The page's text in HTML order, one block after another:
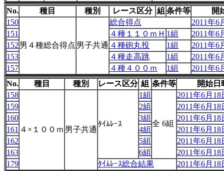
No.
種目 種別 レース区分 組 条件等
開
150
男４種総合得点 男子共通
総合得点
2011年6
151
４種１１０ｍＨ 1組
2011年6
152
４種砲丸投 1組
2011年6
153
４種走高跳 1組
2011年6
157
４種４００ｍ 1組
2011年6
No.
種目 種別 レース区分 組 条件等
開始日
158
４×１００ｍ 男子共通
ﾀｲﾑﾚｰｽ
1組
全 6組
2011年6月18
159
2組
2011年6月18
160
3組
2011年6月18
161
4組
2011年6月18
162
5組
2011年6月18
163
6組
2011年6月18
179
ﾀｲﾑﾚｰｽ総合結果
2011年6月18